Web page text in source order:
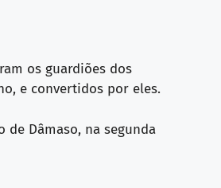
os guardiões dos
e convertidos por eles.
Dâmaso, na segunda